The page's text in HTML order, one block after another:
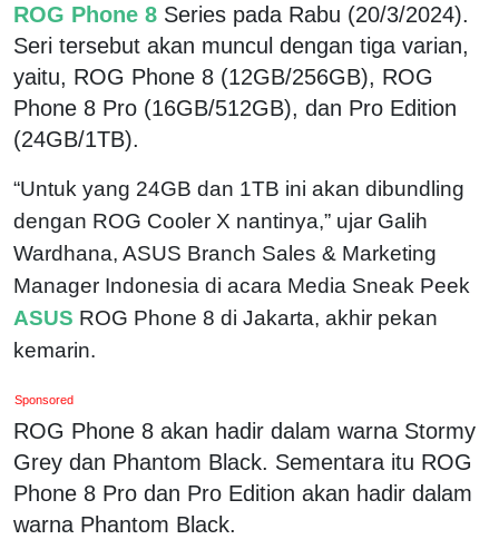
ROG Phone 8 Series pada Rabu (20/3/2024).
Seri tersebut akan muncul dengan tiga varian,
yaitu, ROG Phone 8 (12GB/256GB), ROG
Phone 8 Pro (16GB/512GB), dan Pro Edition
(24GB/1TB).
“Untuk yang 24GB dan 1TB ini akan dibundling
dengan ROG Cooler X nantinya,” ujar Galih
Wardhana, ASUS Branch Sales & Marketing
Manager Indonesia di acara Media Sneak Peek
ASUS ROG Phone 8 di Jakarta, akhir pekan
kemarin.
Sponsored
ROG Phone 8 akan hadir dalam warna Stormy
Grey dan Phantom Black. Sementara itu ROG
Phone 8 Pro dan Pro Edition akan hadir dalam
warna Phantom Black.